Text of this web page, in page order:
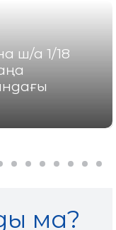
ш/а 1/18
ма?